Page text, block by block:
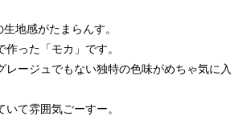
地感がたまらんす。
った「モカ」です。
レージュでもない独特の色味がめちゃ気に入
て雰囲気ごーすー。